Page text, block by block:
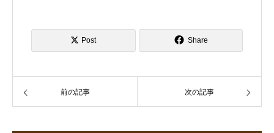
Post Share
前の記事 次の記事